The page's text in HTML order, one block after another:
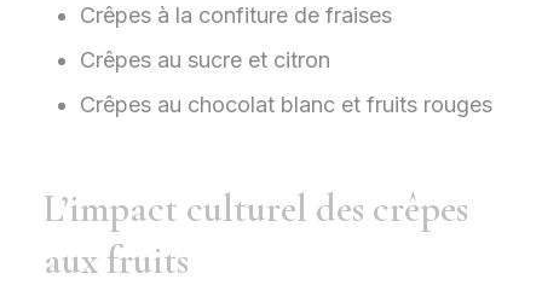
Crêpes à la confiture de fraises
Crêpes au sucre et citron
Crêpes au chocolat blanc et fruits rouges
L’impact culturel des crêpes
aux fruits